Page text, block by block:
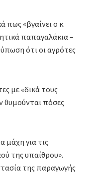
«βγαίνει ο κ.
παπαγαλάκια –
ότι οι αγρότες
με «δικά τους
θυμούνται πόσες
μάχη για τις
της υπαίθρου».
της παραγωγής